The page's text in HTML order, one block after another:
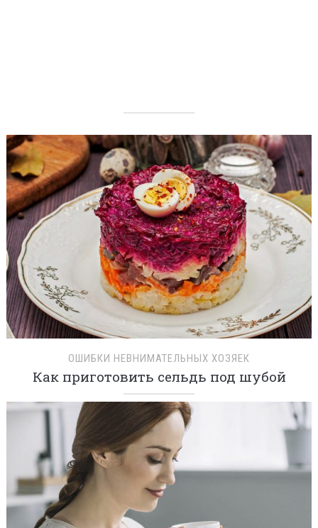
ОШИБКИ НЕВНИМАТЕЛЬНЫХ ХОЗЯЕК
Как приготовить сельдь под шубой